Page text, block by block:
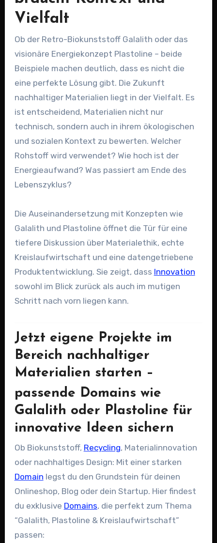
Vielfalt
Ob der Retro-Biokunststoff Galalith oder das
visionäre Energiekonzept Plastoline – beide
Beispiele machen deutlich, dass es nicht die
eine perfekte Lösung gibt. Die Zukunft
nachhaltiger Materialien liegt in der Vielfalt. Es
ist entscheidend, Materialien nicht nur
technisch, sondern auch in ihrem ökologischen
und sozialen Kontext zu bewerten. Welcher
Rohstoff wird verwendet? Wie hoch ist der
Energieaufwand? Was passiert am Ende des
Lebenszyklus?
Die Auseinandersetzung mit Konzepten wie
Galalith und Plastoline öffnet die Tür für eine
tiefere Diskussion über Materialethik, echte
Kreislaufwirtschaft und eine datengetriebene
Produktentwicklung. Sie zeigt, dass Innovation
sowohl im Blick zurück als auch im mutigen
Schritt nach vorn liegen kann.
Jetzt eigene Projekte im
Bereich nachhaltiger
Materialien starten –
passende Domains wie
Galalith oder Plastoline für
innovative Ideen sichern
Ob Biokunststoff, Recycling, Materialinnovation
oder nachhaltiges Design: Mit einer starken
Domain legst du den Grundstein für deinen
Onlineshop, Blog oder dein Startup. Hier findest
du exklusive Domains, die perfekt zum Thema
“Galalith, Plastoline & Kreislaufwirtschaft”
passen: